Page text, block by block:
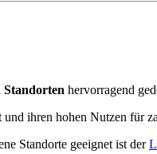
hervorragend
ihren hohen Nutzen für
Standorte geeignet ist der